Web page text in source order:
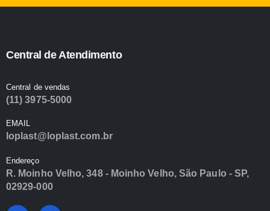
Central de Atendimento
Central de vendas
(11) 3975-5000
EMAIL
loplast@loplast.com.br
Endereço
R. Moinho Velho, 348 - Moinho Velho, São Paulo - SP,
02929-000